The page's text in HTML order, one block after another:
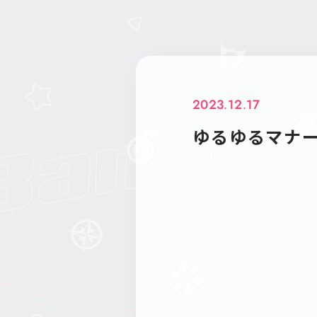
2023.12.17
ゆるゆるマナ